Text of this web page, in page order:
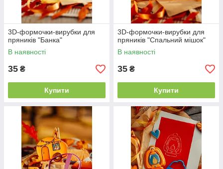
3D-формочки-вирубки для
пряників "Банка"
В наявності
35 ₴
Купити
3D-формочки-вирубки для
пряників "Спальний мішок"
В наявності
35 ₴
Купити